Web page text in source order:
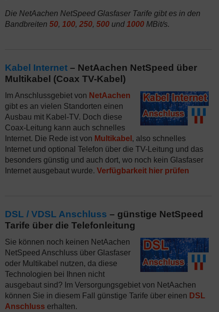
Die NetAachen NetSpeed Glasfaser Tarife gibt es in den
Bandbreiten 50, 100, 250, 500 und 1000 MBit/s.
Kabel Internet – NetAachen NetSpeed über
Multikabel (Coax TV-Kabel)
Im Anschlussgebiet von NetAachen
gibt es an vielen Standorten einen
Ausbau mit Kabel-TV. Doch diese
Coax-Leitung kann auch schnelles
Internet. Die Rede ist von Multikabel , also schnelles
Internet und optional Telefon über die TV-Leitung und das
besonders günstig und auch dort, wo noch kein Glasfaser
Internet ausgebaut wurde. Verfügbarkeit hier prüfen
DSL / VDSL Anschluss – günstige NetSpeed
Tarife über die Telefonleitung
Sie können noch keinen NetAachen
NetSpeed Anschluss über Glasfaser
oder Multikabel nutzen, da diese
Technologien bei Ihnen nicht
ausgebaut sind? Im Versorgungsgebiet von NetAachen
können Sie in diesem Fall günstige Tarife über einen DSL
Anschluss erhalten.